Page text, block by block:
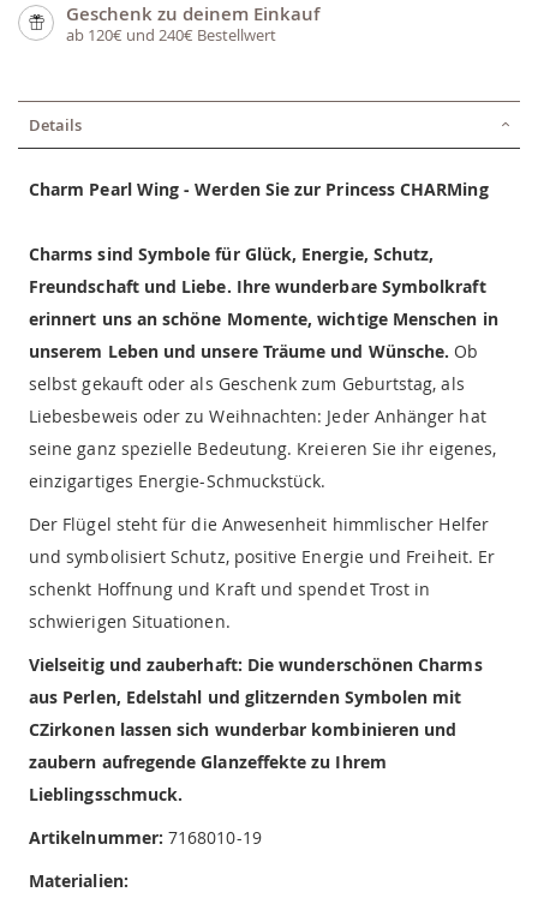
Geschenk zu deinem Einkauf
ab 120€ und 240€ Bestellwert
Details
Charm Pearl Wing - Werden Sie zur Princess CHARMing
Charms sind Symbole für Glück, Energie, Schutz,
Freundschaft und Liebe. Ihre wunderbare Symbolkraft
erinnert uns an schöne Momente, wichtige Menschen in
unserem Leben und unsere Träume und Wünsche. Ob
selbst gekauft oder als Geschenk zum Geburtstag, als
Liebesbeweis oder zu Weihnachten: Jeder Anhänger hat
seine ganz spezielle Bedeutung. Kreieren Sie ihr eigenes,
einzigartiges Energie-Schmuckstück.
Der Flügel steht für die Anwesenheit himmlischer Helfer
und symbolisiert Schutz, positive Energie und Freiheit. Er
schenkt Hoffnung und Kraft und spendet Trost in
schwierigen Situationen.
Vielseitig und zauberhaft: Die wunderschönen Charms
aus Perlen, Edelstahl und glitzernden Symbolen mit
CZirkonen lassen sich wunderbar kombinieren und
zaubern aufregende Glanzeffekte zu Ihrem
Lieblingsschmuck.
Artikelnummer:7168010-19
Materialien: